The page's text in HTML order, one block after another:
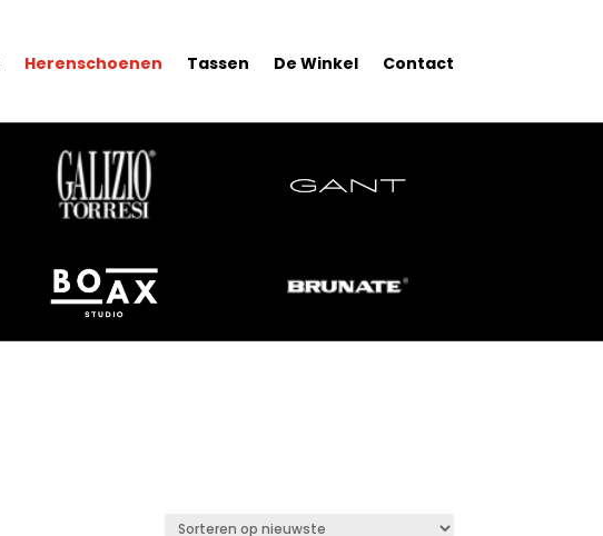
Herenschoenen Tassen De Winkel Contact